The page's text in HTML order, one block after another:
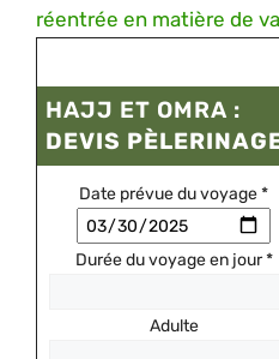
réentrée en matière de
HAJJ ET OMRA :
DEVIS
Date prévue du voyage*
Durée du voyage en jour*
Adulte